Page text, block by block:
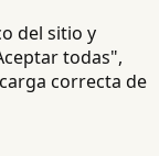
del sitio y
todas",
correcta de